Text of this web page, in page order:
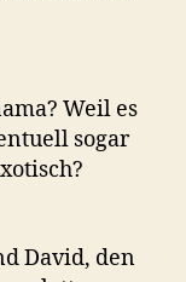
Weil es
sogar
David, den